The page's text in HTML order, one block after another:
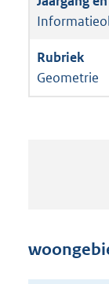
Geometrie